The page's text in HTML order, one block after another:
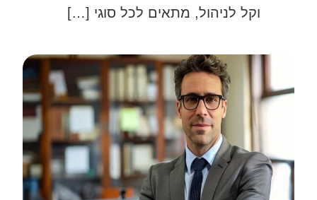
וקל לניהול, מתאים לכל סוגי […]